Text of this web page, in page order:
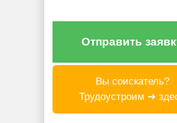
Отправить
Вы соискатель?
Трудоустроим ➔